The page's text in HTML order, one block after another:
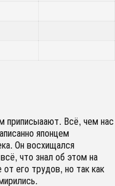
приписыаают. Всё, чем нас
японцем
Он восхищался
что знал об этом на
его трудов, но так как